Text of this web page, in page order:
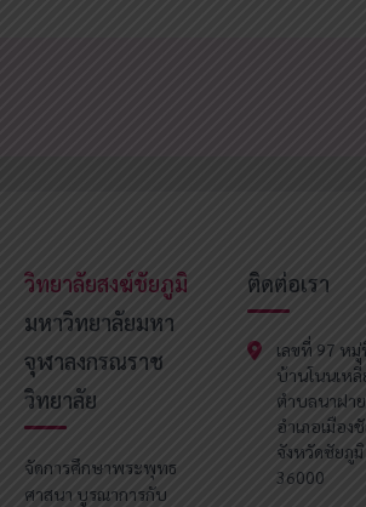
วิทยาลัยสงฆ์ชัยภูมิ
มหาวิทยาลัยมหา
จุฬาลงกรณราช
วิทยาลัย
จัดการศึกษาพระพุทธ
ศาสนา บูรณาการกับ
ติดต่อเรา
เลขที่ 97 ห
บ้านโนนเหลี่
ตำบลนาฝาย
อำเภอเมือง
จังหวัดชัยภูมิ
36000